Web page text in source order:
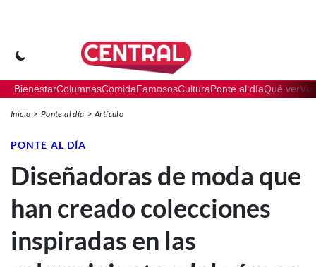
BienestarColumnasComidaFamososCulturaPonte al díaQué ver
Inicio Ponte al día Artículo
PONTE AL DÍA
Diseñadoras de moda que
han creado colecciones
inspiradas en las